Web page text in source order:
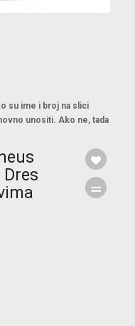
su ime i broj na slici
unositi. Ako ne, tada